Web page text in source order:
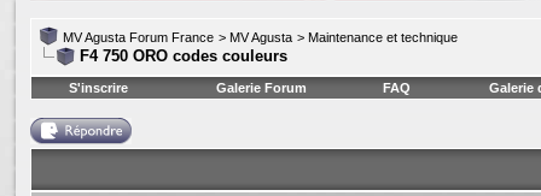
MV Agusta Forum France > MV Agusta > Maintenance et technique
F4 750 ORO codes couleurs
S'inscrire Galerie Forum FAQ Galerie